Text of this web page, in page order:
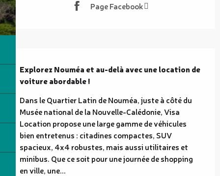
Page Facebook
Explorez Nouméa et au-delà avec une location de
voiture abordable !
Dans le Quartier Latin de Nouméa, juste à côté du
Musée national de la Nouvelle-Calédonie, Visa
Location propose une large gamme de véhicules
bien entretenus : citadines compactes, SUV
spacieux, 4x4 robustes, mais aussi utilitaires et
minibus. Que ce soit pour une journée de shopping
en ville, une...